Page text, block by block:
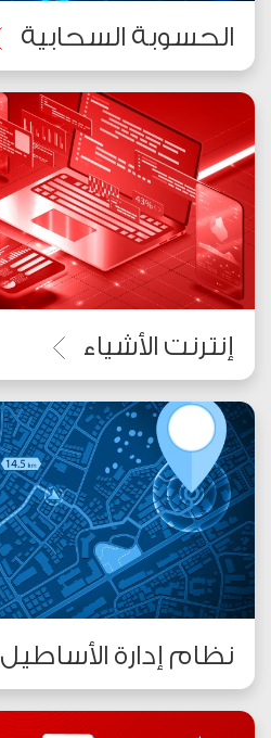
الحسوبة السحابية
إنترنت الأشياء
نظام إدارة الأساطيل